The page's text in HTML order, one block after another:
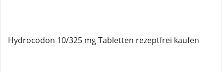
Hydrocodon 10/325 mg Tabletten rezeptfrei kaufen